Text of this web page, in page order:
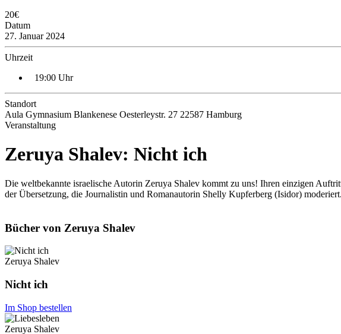
20€
Datum
27. Januar 2024
Uhrzeit
19:00 Uhr
Standort
Aula Gymnasium Blankenese Oesterleystr. 27 22587 Hamburg
Veranstaltung
Zeruya Shalev: Nicht ich
Die weltbekannte israelische Autorin Zeruya Shalev kommt zu uns! Ihren einzigen
der Übersetzung, die Journalistin und Romanautorin Shelly Kupferberg (Isidor)
Bücher von Zeruya Shalev
Zeruya Shalev
Nicht ich
Im Shop bestellen
Zeruya Shalev